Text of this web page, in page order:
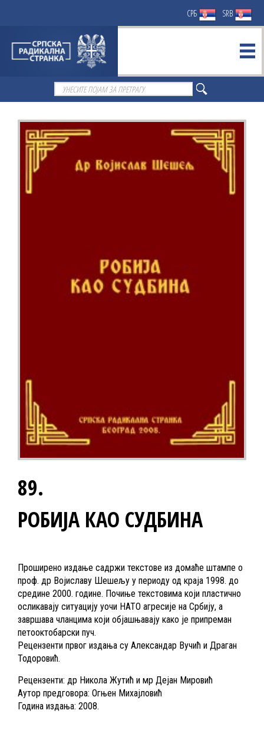
СРБ SRB
89.
РОБИЈА КАО СУДБИНА
Проширено издање садржи текстове из домаће штампе о
проф. др Војиславу Шешељу у периоду од краја 1998. до
средине 2000. године. Почиње текстовима који пластично
осликавају ситуацију уочи НАТО агресије на Србију, а
завршава чланцима који објашњавају како је припреман
петооктобарски пуч.
Рецензенти првог издања су Александар Вучић и Драган
Тодоровић.
Рецензенти: др Никола Жутић и мр Дејан Мировић
Аутор предговора: Огњен Михајловић
Година издања: 2008.